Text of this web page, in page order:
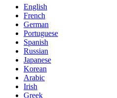
English
French
German
Portuguese
Spanish
Russian
Japanese
Korean
Arabic
Irish
Greek